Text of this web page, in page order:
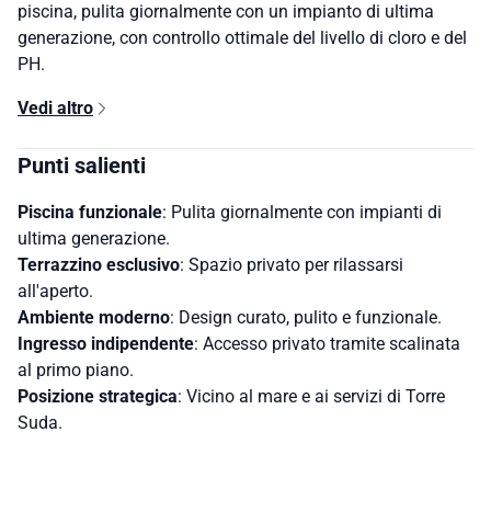
piscina, pulita giornalmente con un impianto di ultima
generazione, con controllo ottimale del livello di cloro e del
PH.
Vedi altro
Punti salienti
Piscina funzionale: Pulita giornalmente con impianti di
ultima generazione.
Terrazzino esclusivo: Spazio privato per rilassarsi
all'aperto.
Ambiente moderno: Design curato, pulito e funzionale.
Ingresso indipendente: Accesso privato tramite scalinata
al primo piano.
Posizione strategica: Vicino al mare e ai servizi di Torre
Suda.